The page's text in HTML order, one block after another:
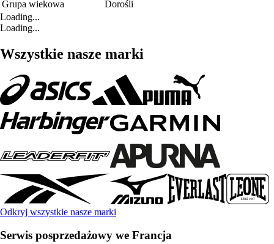
Grupa wiekowa
Dorośli
Loading...
Loading...
Wszystkie nasze marki
Odkryj wszystkie nasze marki
Serwis posprzedażowy we Francja